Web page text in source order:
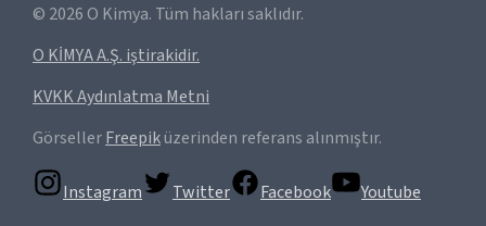
© 2026 O Kimya. Tüm hakları saklıdır.
O KİMYA A.Ş. iştirakidir.
KVKK Aydınlatma Metni
GörsellerFreepiküzerinden referans alınmıştır.
Instagram Twitter Facebook Youtube